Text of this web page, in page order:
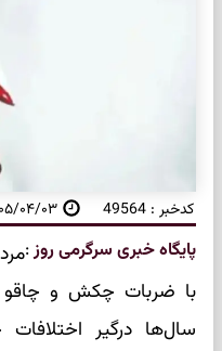
کدخبر : 49564 ۱۴۰۵/۰۴/۰۳
پایگاه خبری سرگرمی روز:
با ضربات چکش و چاقو
سال‌ها درگیر